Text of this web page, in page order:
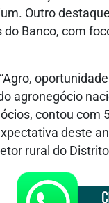
Outro
Banco, com
agronegócio
contou
deste
rural do